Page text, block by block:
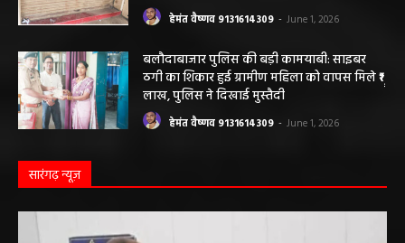
हेमंत वैष्णव 9131614309
बलौदाबाजार पुलिस की बड़ी कामयाबी: साइबर
ठगी का शिकार हुई ग्रामीण महिला को वापस मिले ₹1
लाख, पुलिस ने दिखाई मुस्तैदी
हेमंत वैष्णव 9131614309
सारंगढ़ न्यूज़